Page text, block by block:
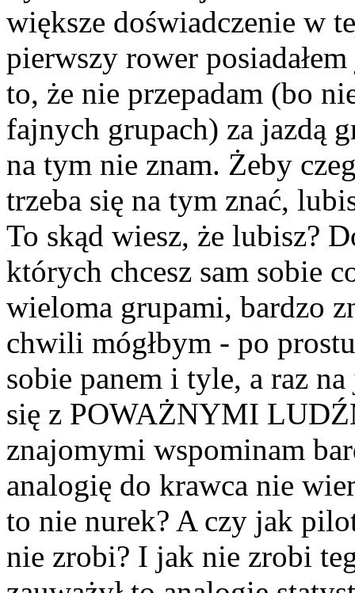
większe doświadczenie w
pierwszy rower
to, że nie przepadam (bo
fajnych grupach) za jazdą
na tym nie znam. Żeby
trzeba się na tym znać,
To skąd wiesz, że lubisz?
których chcesz sam sobie
wieloma grupami, bardzo
chwili mógłbym - po
sobie panem i tyle, a raz
się z POWAŻNYMI
znajomymi wspominam
analogię do krawca nie
to nie nurek? A czy jak
nie zrobi? I jak nie zrobi